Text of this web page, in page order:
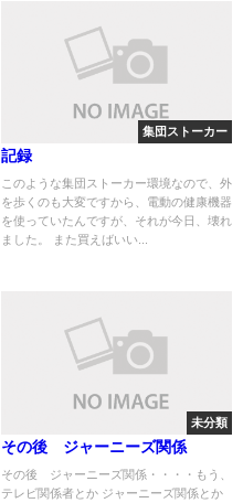
集団ストーカー
記録
このような集団ストーカー環境なので、外
を歩くのも大変ですから、電動の健康機器
を使っていたんですが、それが今日、壊れ
ました。 また買えばいい...
未分類
その後 ジャーニーズ関係
その後 ジャーニーズ関係・・・・もう、
テレビ関係者とか ジャーニーズ関係とか